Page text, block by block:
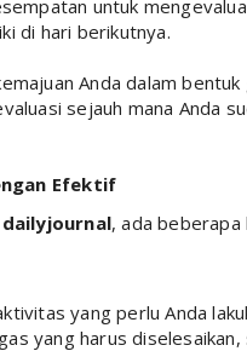
untuk
di hari berikutnya.
Anda dalam
sejauh mana Anda
Efektif
, ada beberapa
yang perlu Anda
yang harus